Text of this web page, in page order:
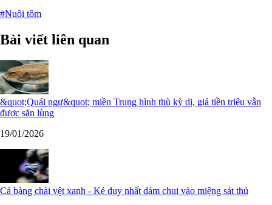
#Nuôi tôm
Bài viết liên quan
&quot;Quái ngư&quot; miền Trung hình thù kỳ dị, giá tiền triệu vẫn
được săn lùng
19/01/2026
Cá bàng chài vệt xanh - Kẻ duy nhất dám chui vào miệng sát thủ